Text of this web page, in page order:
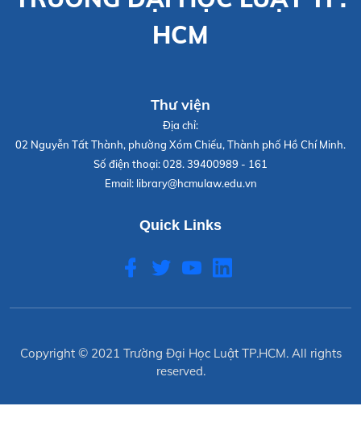
HCM
Thư viện
Địa chỉ:
02 Nguyễn Tất Thành, phường Xóm Chiếu, Thành phố Hồ Chí Minh.
Số điện thoại:028. 39400989 - 161
Email: library@hcmulaw.edu.vn
Quick Links
Copyright © 2021 Trường Đại Học Luật TP.HCM. All rights
reserved.